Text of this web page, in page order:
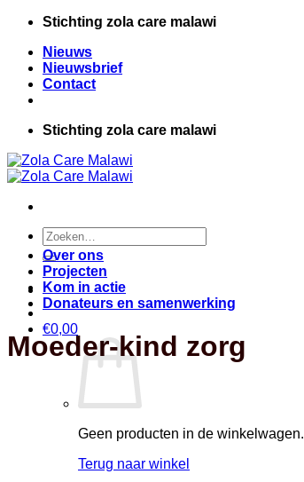
inhoud
Stichting zola care malawi
Nieuws
Nieuwsbrief
Contact
Stichting zola care malawi
Zoeken
naar:
€0,00
Geen producten in de winkelwagen.
Terug naar winkel
Over ons
Projecten
Kom in actie
Donateurs en samenwerking
Moeder-kind zorg